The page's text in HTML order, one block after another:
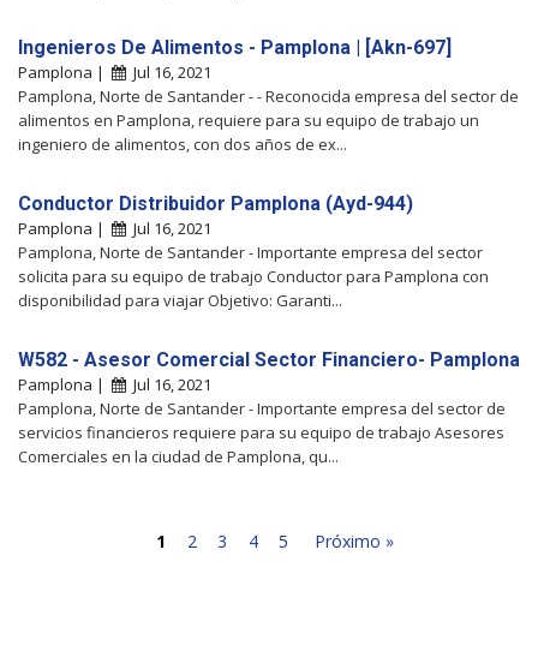
Ingenieros De Alimentos - Pamplona | [Akn-697]
Pamplona |
Jul 16, 2021
Pamplona, Norte de Santander - - Reconocida empresa del sector de
alimentos en Pamplona, requiere para su equipo de trabajo un
ingeniero de alimentos, con dos años de ex...
Conductor Distribuidor Pamplona (Ayd-944)
Pamplona |
Jul 16, 2021
Pamplona, Norte de Santander - Importante empresa del sector
solicita para su equipo de trabajo Conductor para Pamplona con
disponibilidad para viajar Objetivo: Garanti...
W582 - Asesor Comercial Sector Financiero- Pamplona
Pamplona |
Jul 16, 2021
Pamplona, Norte de Santander - Importante empresa del sector de
servicios financieros requiere para su equipo de trabajo Asesores
Comerciales en la ciudad de Pamplona, qu...
1 2 3 4 5 Próximo »